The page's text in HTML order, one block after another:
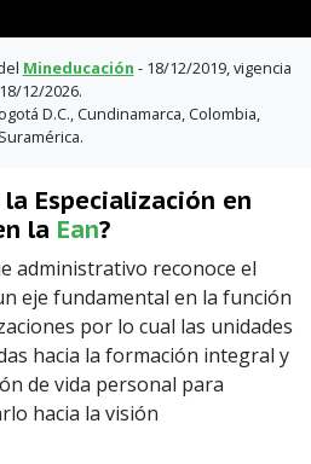
Mineducación - 18/12/2019, vigencia
18/12/2026.
D.C., Cundinamarca, Colombia,
Suramérica.
Especialización en
la Ean?
administrativo reconoce el
eje fundamental en la función
por lo cual las unidades
hacia la formación integral y
de vida personal para
hacia la visión